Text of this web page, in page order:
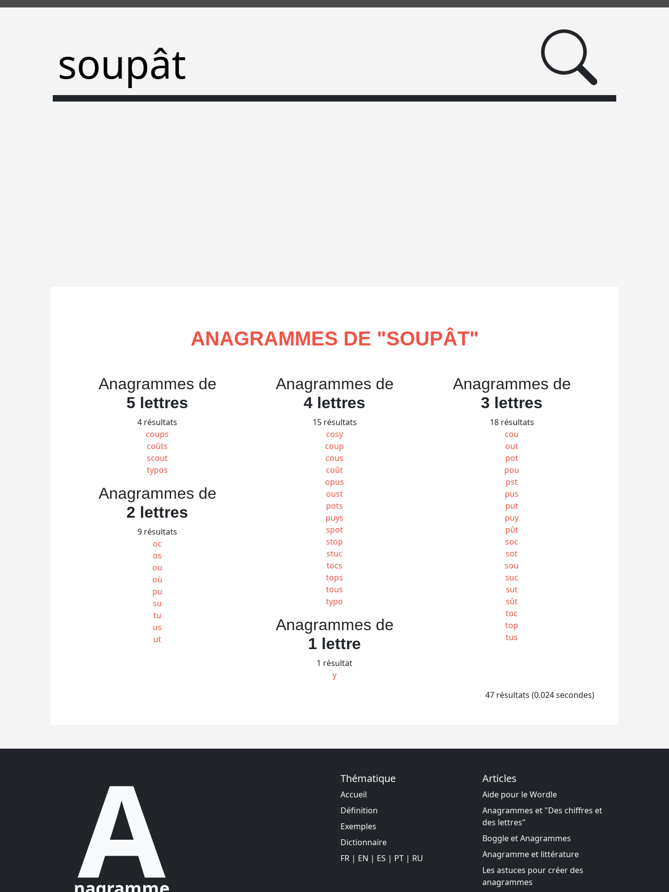
ANAGRAMMES DE "SOUPÂT"
Anagrammes de
5 lettres
4 résultats
coups
coûts
scout
typos
Anagrammes de
4 lettres
15 résultats
cosy
coup
cous
coût
opus
oust
pots
puys
spot
stop
stuc
tocs
tops
tous
typo
Anagrammes de
3 lettres
18 résultats
cou
out
pot
pou
pst
pus
put
puy
pût
soc
sot
sou
suc
sut
sût
toc
top
tus
Anagrammes de
2 lettres
9 résultats
oc
os
ou
où
pu
su
tu
us
ut
Anagrammes de
1 lettre
1 résultat
y
47 résultats (0.024 secondes)
A Thématique
Accueil
Définition
Exemples
Dictionnaire
FR | EN | ES | PT | RU
Articles
Aide pour le Wordle
Anagrammes et "Des chiffres et
des lettres"
Boggle et Anagrammes
Anagramme et littérature
Les astuces pour créer des
anagrammes